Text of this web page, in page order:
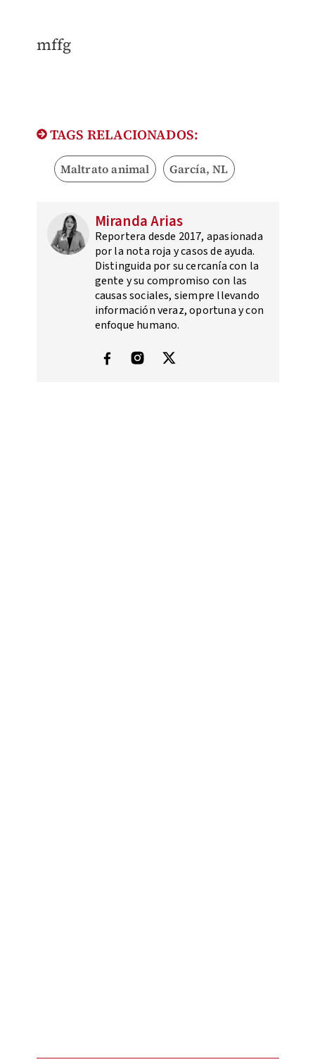
mffg
TAGS RELACIONADOS:
Maltrato animal García, NL
Miranda Arias
Reportera desde 2017, apasionada
por la nota roja y casos de ayuda.
Distinguida por su cercanía con la
gente y su compromiso con las
causas sociales, siempre llevando
información veraz, oportuna y con
enfoque humano.